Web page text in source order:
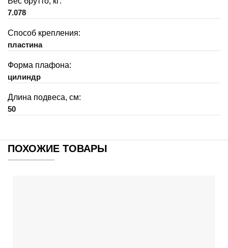
7.078
Способ крепления:
пластина
Форма плафона:
цилиндр
Длина подвеса, см:
50
ПОХОЖИЕ ТОВАРЫ